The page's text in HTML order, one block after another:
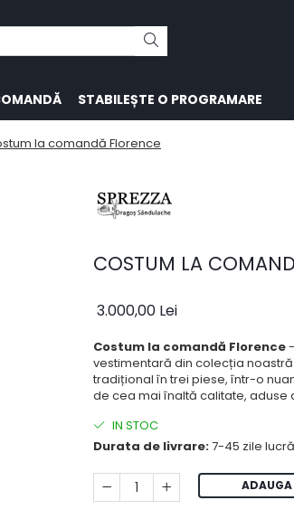
STABILEȘTE O PROGRAMARE
la comandă Florence
COSTUM LA
3.000,00 Lei
Costum la comandă Florence
vestimentară din colecția
tradițional în trei piese, într-o
de cea mai înaltă calitate, aduse
IN STOC
Durata de livrare:7-45 zile